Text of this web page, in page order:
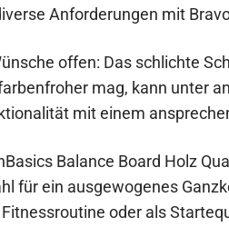
Anforderungen mit
offen: Das schlichte
mag, kann unter
mit einem
Balance Board Holz
für ein ausgewogenes
oder als